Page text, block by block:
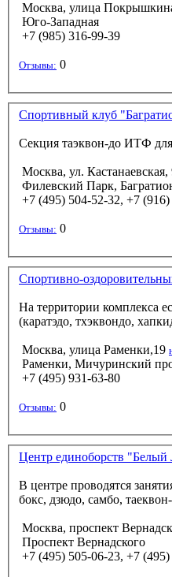
Москва, улица
Юго-Западная
+7 (985) 316-99-39
Отзывы: 0
Спортивный клуб
Секция таэквон-до ИТФ для
Москва, ул. Кастанаевская,
Филевский Парк,
+7 (495) 504-52-32, +7
Отзывы: 0
Спортивно-
На территории комплекса
(каратэдо, тхэквондо,
Москва, улица Раменки,19
Раменки, Мичуринский
+7 (495) 931-63-80
Отзывы: 0
Центр единоборств "Белый
В центре проводятся
бокс, дзюдо, самбо,
Москва, проспект
Проспект Вернадского
+7 (495) 505-06-23, +7